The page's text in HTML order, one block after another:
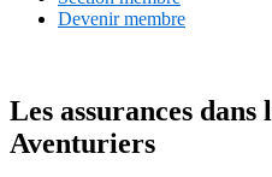
Devenir membre
Les assurances dans
Aventuriers